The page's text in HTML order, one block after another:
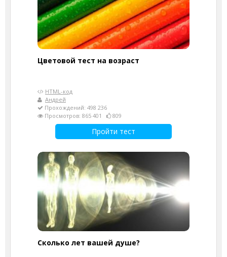
Цветовой тест на возраст
HTML-код
Андрей
Прохождений: 498 236
Просмотров: 865 401
809
Пройти тест
Cколько лет вашей душе?